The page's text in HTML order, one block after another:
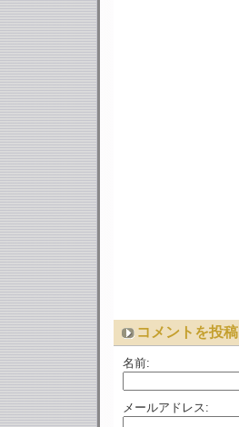
コメントを投稿
名前:
メールアドレス: